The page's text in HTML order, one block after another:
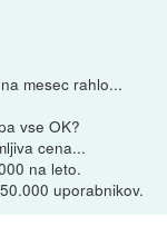
mesec rahlo...
vse OK?
cena...
na leto.
uporabnikov.